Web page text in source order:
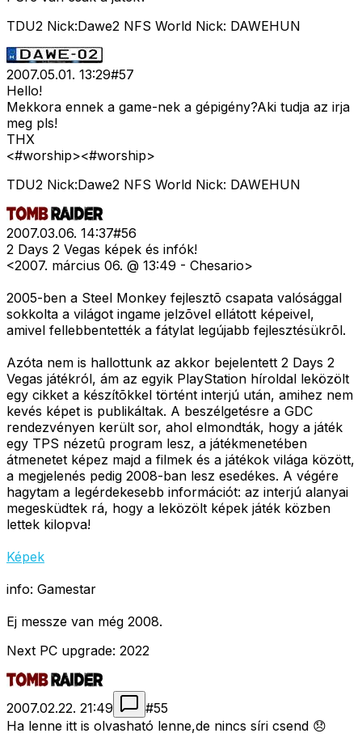
TDU2 Nick:Dawe2 NFS World Nick: DAWEHUN
2007.05.01. 13:29#57
Hello!
Mekkora ennek a game-nek a gépigény?Aki tudja az irja
meg pls!
THX
<#worship><#worship>
TDU2 Nick:Dawe2 NFS World Nick: DAWEHUN
2007.03.06. 14:37#56
2 Days 2 Vegas képek és infók!
<2007. március 06. @ 13:49 - Chesario>
2005-ben a Steel Monkey fejlesztõ csapata valósággal
sokkolta a világot ingame jelzõvel ellátott képeivel,
amivel fellebbentették a fátylat legújabb fejlesztésükrõl.
Azóta nem is hallottunk az akkor bejelentett 2 Days 2
Vegas játékról, ám az egyik PlayStation híroldal leközölt
egy cikket a készítõkkel történt interjú után, amihez nem
kevés képet is publikáltak. A beszélgetésre a GDC
rendezvényen került sor, ahol elmondták, hogy a játék
egy TPS nézetû program lesz, a játékmenetében
átmenetet képez majd a filmek és a játékok világa között,
a megjelenés pedig 2008-ban lesz esedékes. A végére
hagytam a legérdekesebb információt: az interjú alanyai
megesküdtek rá, hogy a leközölt képek játék közben
lettek kilopva!
Képek
info: Gamestar
Ej messze van még 2008.
Next PC upgrade: 2022
2007.02.22. 21:49 #55
Ha lenne itt is olvasható lenne,de nincs síri csend 😞